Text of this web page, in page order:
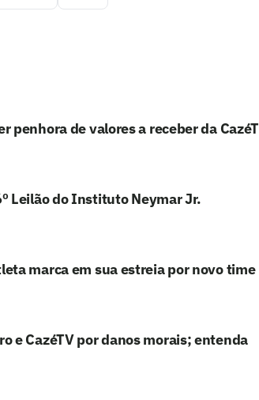
penhora de valores a receber da
Leilão do Instituto Neymar Jr.
marca em sua estreia por novo time
e CazéTV por danos morais; entenda